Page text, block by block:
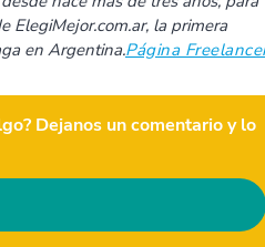
ElegiMejor.com.ar, la primera
en Argentina.Página
Dejanos un comentario y lo